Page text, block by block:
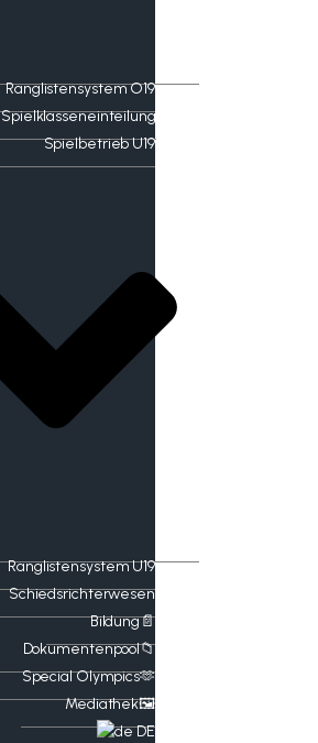
Ranglistensystem O19
Spielklasseneinteilung
Spielbetrieb U19
Ranglistensystem U19
Schiedsrichterwesen
Bildung📄
Dokumentenpool📁
​​Special Olympics🫶
Mediathek🖼️​
DE